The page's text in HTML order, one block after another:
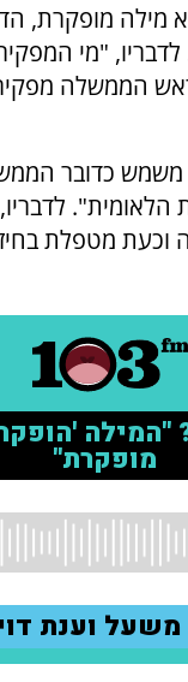
מילה מופקרת,
"מי
הממשלה
משמש כדובר
הלאומית".
וכעת מטפלת